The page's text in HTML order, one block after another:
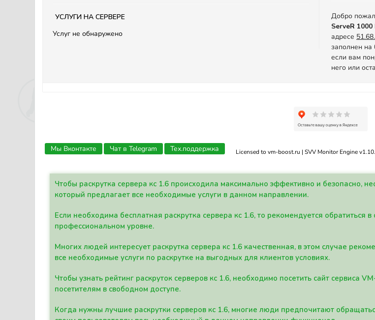
Услуги на сервере
Услуг не обнаружено
Добро
ServeR 1000
адресе
заполнен на
если вам
него или
Licensed to vm-boost.ru | SVV Monitor Engine
Мы Вконтакте Чат в Telegram Тех.поддержка
Чтобы раскрутка сервера кс 1.6 происходила максимально эффективно и безопасно,
который предлагает все необходимые услуги в данном направлении.
Если необходима бесплатная раскрутка сервера кс 1.6, то рекомендуется обратиться
профессиональном уровне.
Многих людей интересует раскрутка сервера кс 1.6 качественная, в этом случае
все необходимые услуги по раскрутке на выгодных для клиентов условиях.
Чтобы узнать рейтинг раскруток серверов кс 1.6, необходимо посетить сайт сервиса
посетителям в свободном доступе.
Когда нужны лучшие раскрутки серверов кс 1.6, многие люди предпочитают